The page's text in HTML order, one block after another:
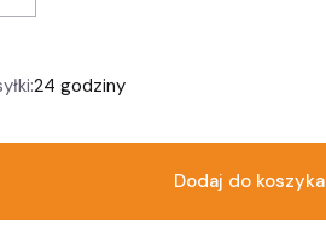
24 godziny
Dodaj do koszyka